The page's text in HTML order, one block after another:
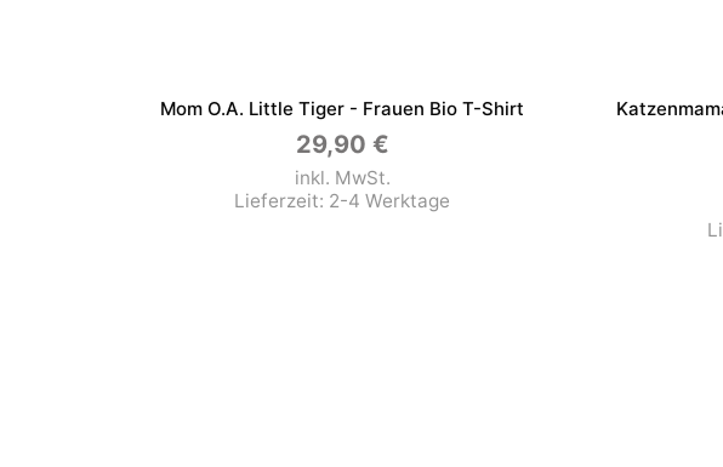
Mom O.a. Little Tiger - Frauen Bio T-Shirt
29,90 €
inkl. MwSt.
Lieferzeit: 2-4 Werktage